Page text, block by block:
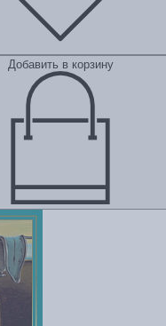
Добавить в корзину